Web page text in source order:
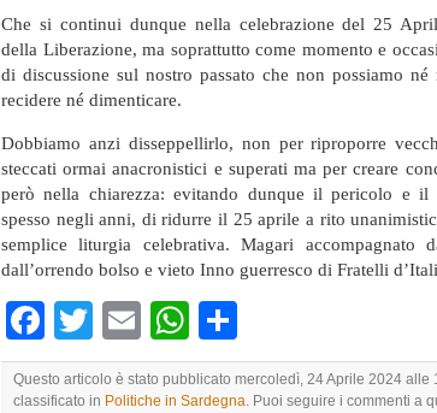
Che si continui dunque nella celebrazione del 25
della Liberazione, ma soprattutto come momento e
di discussione sul nostro passato che non possiamo né
recidere né dimenticare.
Dobbiamo anzi disseppellirlo, non per riproporre
steccati ormai anacronistici e superati ma per creare
però nella chiarezza: evitando dunque il pericolo e il
spesso negli anni, di ridurre il 25 aprile a rito
semplice liturgia celebrativa. Magari accompagnato
dall’orrendo bolso e vieto Inno guerresco di Fratelli
Facebook
TwitterEmailWhatsApp
Questo articolo è stato pubblicato mercoledì, 24 Aprile 2024 alle
classificato in Politiche in Sardegna. Puoi seguire i commenti a